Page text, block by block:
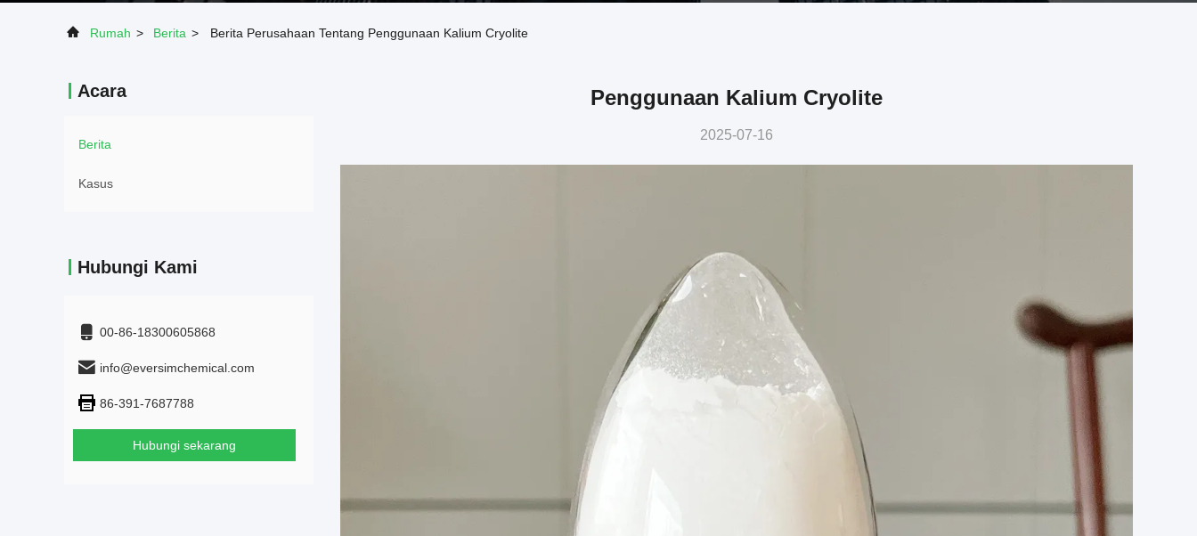
Rumah > Berita > Berita Perusahaan Tentang Penggunaan Kalium Cryolite
Acara
Berita
Kasus
Hubungi Kami
00-86-18300605868
info@eversimchemical.com
86-391-7687788
Hubungi sekarang
Penggunaan Kalium Cryolite
2025-07-16